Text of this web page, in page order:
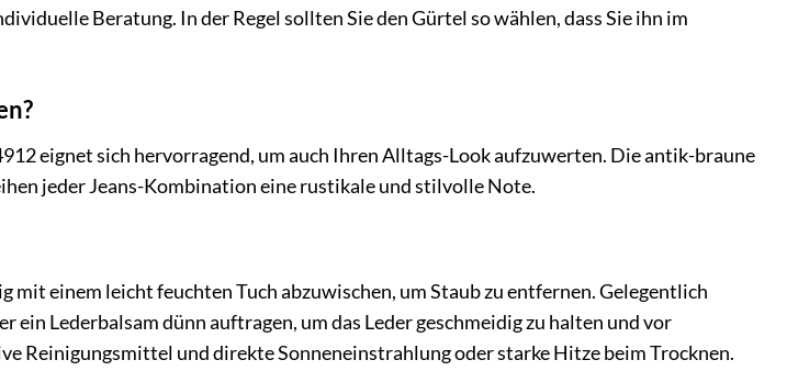
Beratung. In der Regel sollten Sie den Gürtel so wählen, dass Sie ihn im
eignet sich hervorragend, um auch Ihren Alltags-Look aufzuwerten. Die antik-braune
jeder Jeans-Kombination eine rustikale und stilvolle Note.
mit einem leicht feuchten Tuch abzuwischen, um Staub zu entfernen. Gelegentlich
ein Lederbalsam dünn auftragen, um das Leder geschmeidig zu halten und vor
Reinigungsmittel und direkte Sonneneinstrahlung oder starke Hitze beim Trocknen.